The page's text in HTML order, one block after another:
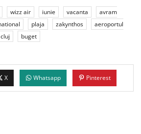
wizz air iunie vacanta
avram
plaja zakynthos
aeroportul
buget
X Whatsapp Pinterest